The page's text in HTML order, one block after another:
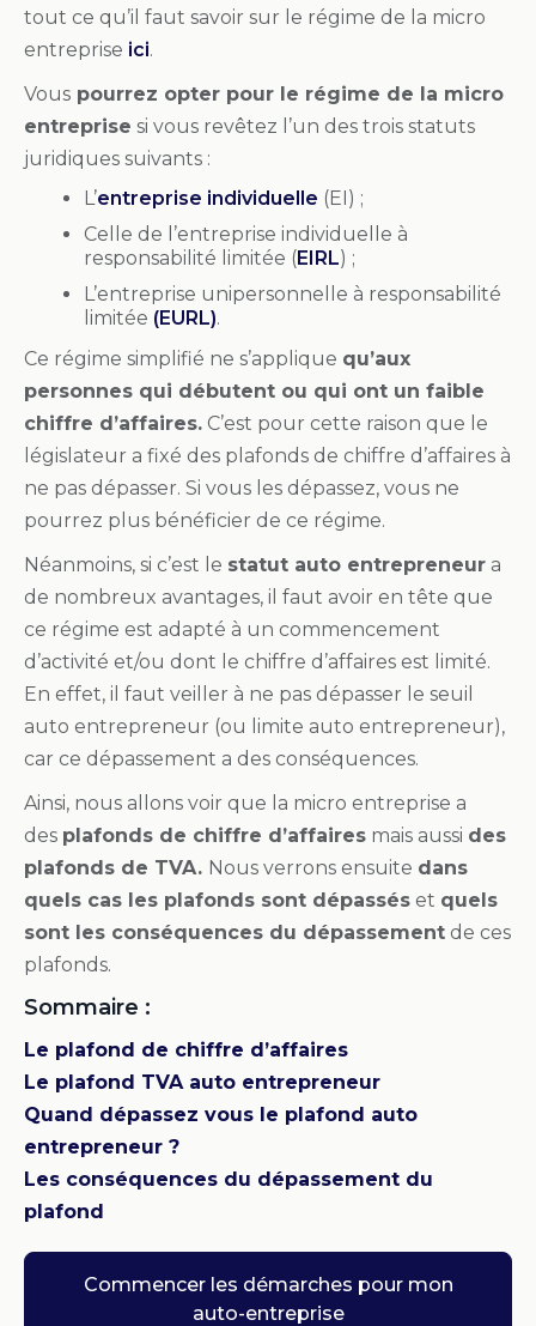
tout ce qu’il faut savoir sur le régime de la micro
entreprise ici.
Vous pourrez opter pour le régime de la micro
entreprise si vous revêtez l’un des trois statuts
juridiques suivants :
L’entreprise individuelle (EI) ;
Celle de l’entreprise individuelle à
responsabilité limitée (EIRL) ;
L’entreprise unipersonnelle à responsabilité
limitée (EURL).
Ce régime simplifié ne s’applique qu’aux
personnes qui débutent ou qui ont un faible
chiffre d’affaires. C’est pour cette raison que le
législateur a fixé des plafonds de chiffre d’affaires à
ne pas dépasser. Si vous les dépassez, vous ne
pourrez plus bénéficier de ce régime.
Néanmoins, si c’est le statut auto entrepreneur a
de nombreux avantages, il faut avoir en tête que
ce régime est adapté à un commencement
d’activité et/ou dont le chiffre d’affaires est limité.
En effet, il faut veiller à ne pas dépasser le seuil
auto entrepreneur (ou limite auto entrepreneur),
car ce dépassement a des conséquences.
Ainsi, nous allons voir que la micro entreprise a
des plafonds de chiffre d’affaires mais aussi des
plafonds de TVA. Nous verrons ensuite dans
quels cas les plafonds sont dépassés et quels
sont les conséquences du dépassement de ces
plafonds.
Sommaire :
Le plafond de chiffre d’affaires
Le plafond TVA auto entrepreneur
Quand dépassez vous le plafond auto
entrepreneur ?
Les conséquences du dépassement du
plafond
Commencer les démarches pour mon
auto-entreprise